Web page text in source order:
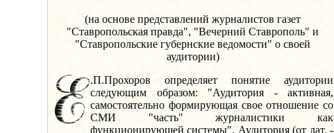
(на основе представлений журналистов газет
"Ставропольская правда", "Вечерний Ставрополь" и
"Ставропольские губернские ведомости" о своей
аудитории)
.П.Прохоров определяет понятие аудитории
следующим образом: "Аудитория - активная,
самостоятельно формирующая свое отношение со
СМИ "часть" журналистики как
функционирующей системы". Аудитория (от лат. -